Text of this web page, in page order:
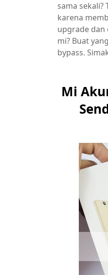
sama
karena
upgrade dan
mi? Buat
bypass.
Mi